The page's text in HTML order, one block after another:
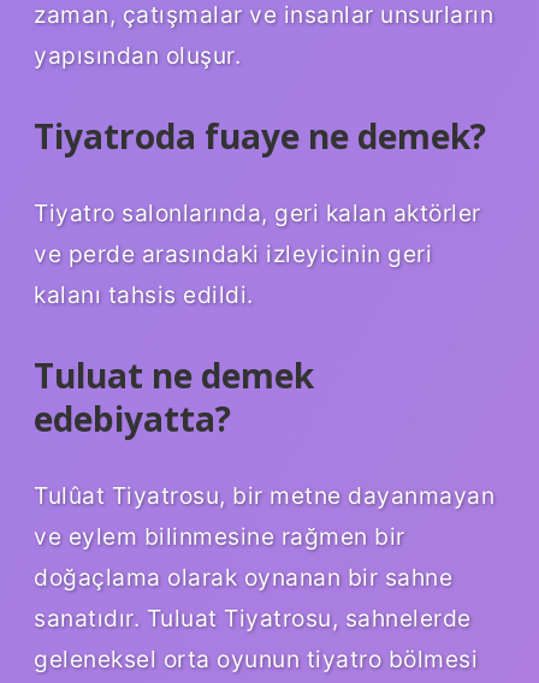
zaman, çatışmalar ve insanlar unsurların
yapısından oluşur.
Tiyatroda fuaye ne demek?
Tiyatro salonlarında, geri kalan aktörler
ve perde arasındaki izleyicinin geri
kalanı tahsis edildi.
Tuluat ne demek
edebiyatta?
Tulûat Tiyatrosu, bir metne dayanmayan
ve eylem bilinmesine rağmen bir
doğaçlama olarak oynanan bir sahne
sanatıdır. Tuluat Tiyatrosu, sahnelerde
geleneksel orta oyunun tiyatro bölmesi